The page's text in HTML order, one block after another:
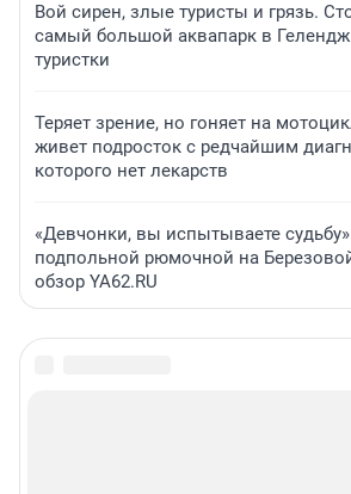
Вой сирен, злые туристы и грязь.
самый большой аквапарк в
туристки
Теряет зрение, но гоняет на
живет подросток с редчайшим
которого нет лекарств
«Девчонки, вы испытываете
подпольной рюмочной на
обзор YA62.RU